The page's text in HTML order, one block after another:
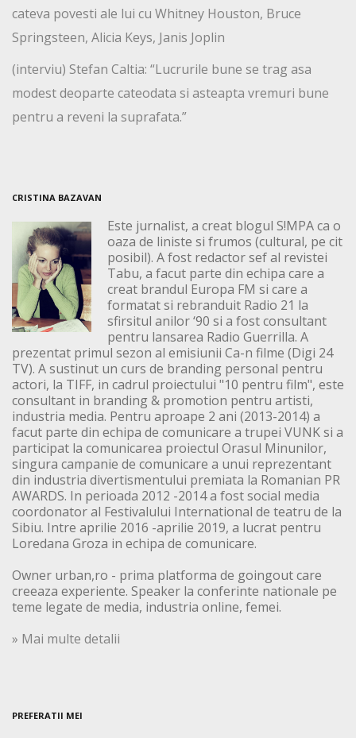
cateva povesti ale lui cu Whitney Houston, Bruce
Springsteen, Alicia Keys, Janis Joplin
(interviu) Stefan Caltia: “Lucrurile bune se trag asa
modest deoparte cateodata si asteapta vremuri bune
pentru a reveni la suprafata.”
CRISTINA BAZAVAN
Este jurnalist, a creat blogul S!MPA ca o
oaza de liniste si frumos (cultural, pe cit
posibil). A fost redactor sef al revistei
Tabu, a facut parte din echipa care a
creat brandul Europa FM si care a
formatat si rebranduit Radio 21 la
sfirsitul anilor ‘90 si a fost consultant
pentru lansarea Radio Guerrilla. A
prezentat primul sezon al emisiunii Ca-n filme (Digi 24
TV). A sustinut un curs de branding personal pentru
actori, la TIFF, in cadrul proiectului "10 pentru film", este
consultant in branding & promotion pentru artisti,
industria media. Pentru aproape 2 ani (2013-2014) a
facut parte din echipa de comunicare a trupei VUNK si a
participat la comunicarea proiectul Orasul Minunilor,
singura campanie de comunicare a unui reprezentant
din industria divertismentului premiata la Romanian PR
AWARDS. In perioada 2012 -2014 a fost social media
coordonator al Festivalului International de teatru de la
Sibiu. Intre aprilie 2016 -aprilie 2019, a lucrat pentru
Loredana Groza in echipa de comunicare.
Owner urban,ro - prima platforma de goingout care
creeaza experiente. Speaker la conferinte nationale pe
teme legate de media, industria online, femei.
» Mai multe detalii
PREFERATII MEI